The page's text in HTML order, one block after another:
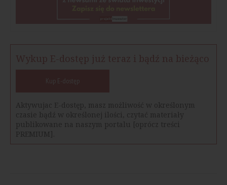
Wykup E-dostęp już teraz i bądź na bieżąco
Kup E-dostęp
Aktywujac E-dostęp, masz możliwość w określonym
czasie bądź w określonej ilości, czytać materiały
publikowane na naszym portalu [oprócz treści
PREMIUM].